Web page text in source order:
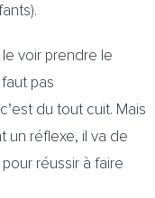
voir prendre le
pas
du tout cuit. Mais
un réflexe, il va de
réussir à faire